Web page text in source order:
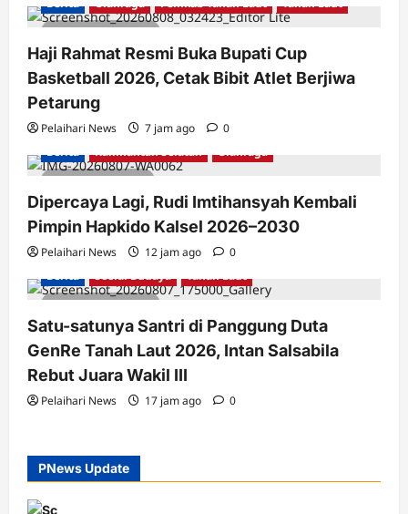
2 minutes read
Haji Rahmat Resmi Buka Bupati Cup
Basketball 2026, Cetak Bibit Atlet Berjiwa
Petarung
Pelaihari News 7 jam ago 0
1 minute read
Berita Kalimantan Selatan Olahraga
Dipercaya Lagi, Rudi Imtihansyah Kembali
Pimpin Hapkido Kalsel 2026–2030
Pelaihari News 12 jam ago 0
2 minutes read
Berita Sosial Budaya Tanah Laut
Satu-satunya Santri di Panggung Duta
GenRe Tanah Laut 2026, Intan Salsabila
Rebut Juara Wakil III
Pelaihari News 17 jam ago 0
PNews Update